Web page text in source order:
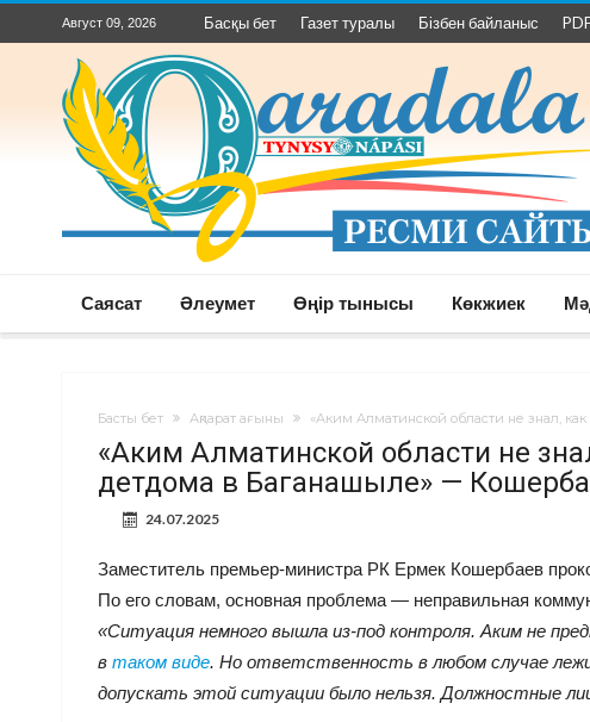
Август 09, 2026 Басқы бет Газет туралы Бізбен байланыс
Саясат Әлеумет Өңір тынысы Көкжиек
Басты бет Ақпарат ағыны «Аким Алматинской области не знал,
«Аким Алматинской области не
детдома в Баганашыле» —
24.07.2025
Заместитель премьер-министра РК Ермек Кошербаев
По его словам, основная проблема — неправильная
«Ситуация немного вышла из-под контроля. Аким не
в таком виде. Но ответственность в любом случае
допускать этой ситуации было нельзя. Должностные